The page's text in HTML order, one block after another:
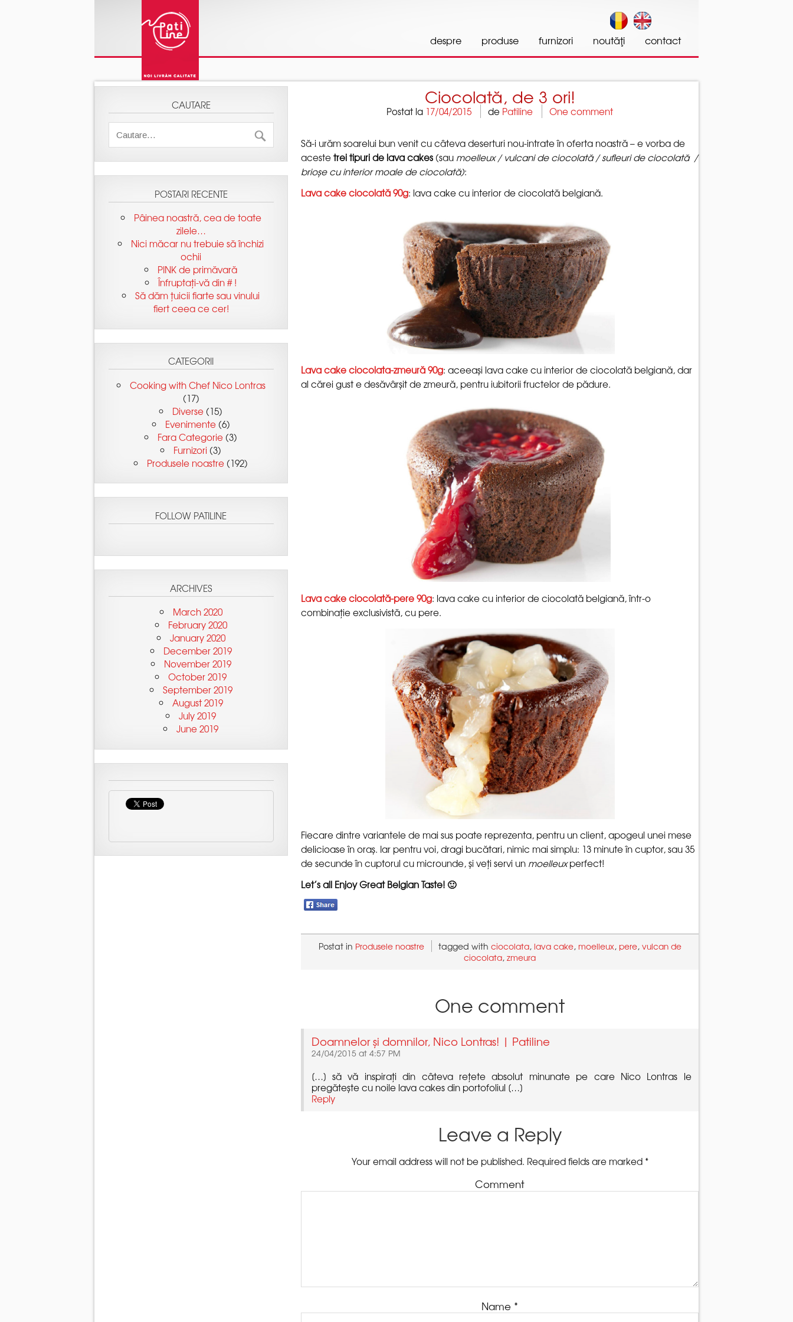
Postat la de
Să-i urăm soarelui bun venit cu câteva deserturi nou-intrate în oferta noastră – e vorba de
aceste
(sau moelleux / vulcani de ciocolată / sufleuri de ciocolată /
: aceeași lava cake cu interior de ciocolată belgiană, dar
: lava cake cu interior de ciocolată belgiană, într-o
Fiecare dintre variantele de mai sus poate reprezenta, pentru un client, apogeul unei mese
delicioase în oraș. Iar pentru voi, dragi bucătari, nimic mai simplu: 13 minute în cuptor, sau 35
de secunde în cuptorul cu microunde, și veți servi un moelleux
Let’s all
Postat in tagged with , , , , vulcan de
,
24/04/2015 at 4:57 PM
[…] să vă inspirați din câteva rețete absolut minunate pe care Nico Lontras le
Leave a Reply
Required fields are marked
Name
Pâinea noastră, cea de toate
Nici măcar nu trebuie să închizi
Să dăm țuicii fiarte sau vinului
(17)
(15)
(6)
(3)
(3)
(192)
[0];a.async=1;a.src=g;m.parentNode.insertBefore(a,m) })(window,document,'script','//www.google-analytics.com/analytics.js','ga'); ga('create', 'UA-46085358-1', 'patiline.ro'); ga('send',